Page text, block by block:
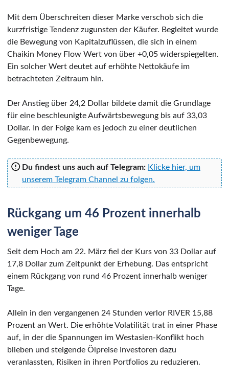
Mit dem Überschreiten dieser Marke verschob sich die
kurzfristige Tendenz zugunsten der Käufer. Begleitet wurde
die Bewegung von Kapitalzuflüssen, die sich in einem
Chaikin Money Flow Wert von über +0,05 widerspiegelten.
Ein solcher Wert deutet auf erhöhte Nettokäufe im
betrachteten Zeitraum hin.
Der Anstieg über 24,2 Dollar bildete damit die Grundlage
für eine beschleunigte Aufwärtsbewegung bis auf 33,03
Dollar. In der Folge kam es jedoch zu einer deutlichen
Gegenbewegung.
Du findest uns auch auf Telegram: Klicke hier, um
unserem Telegram Channel zu folgen.
Rückgang um 46 Prozent innerhalb
weniger Tage
Seit dem Hoch am 22. März fiel der Kurs von 33 Dollar auf
17,8 Dollar zum Zeitpunkt der Erhebung. Das entspricht
einem Rückgang von rund 46 Prozent innerhalb weniger
Tage.
Allein in den vergangenen 24 Stunden verlor RIVER 15,88
Prozent an Wert. Die erhöhte Volatilität trat in einer Phase
auf, in der die Spannungen im Westasien-Konflikt hoch
blieben und steigende Ölpreise Investoren dazu
veranlassten, Risiken in ihren Portfolios zu reduzieren.